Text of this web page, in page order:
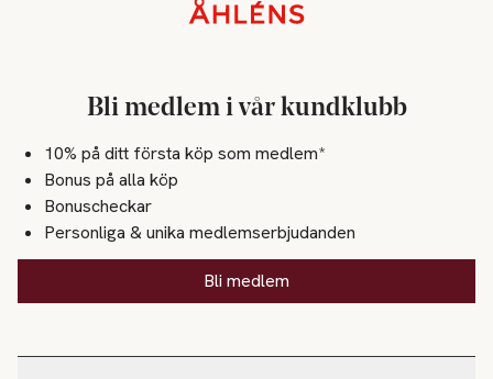
Bli medlem i vår kundklubb
10% på ditt första köp som medlem*
Bonus på alla köp
Bonuscheckar
Personliga & unika medlemserbjudanden
Bli medlem